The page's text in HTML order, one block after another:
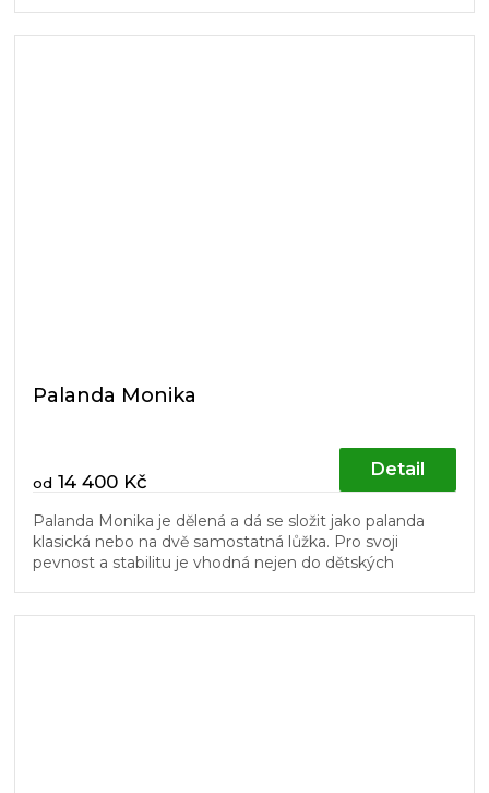
Palanda Monika
od 14 400 Kč
Detail
Palanda Monika je dělená a dá se složit jako palanda
klasická nebo na dvě samostatná lůžka. Pro svoji
pevnost a stabilitu je vhodná nejen do dětských